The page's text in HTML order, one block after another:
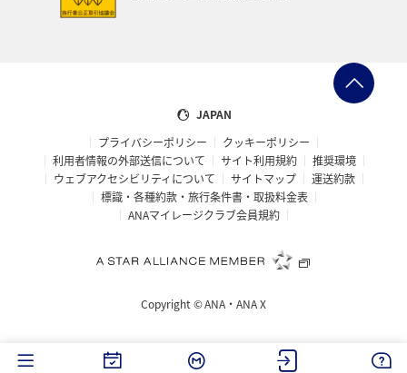
JAPAN
プライバシーポリシー
クッキーポリシー
利用者情報の外部送信について
サイト利用規約
推奨環境
ウェブアクセシビリティについて
サイトマップ
運送約款
標識・各種約款・旅行条件書・取扱料金表
ANAマイレージクラブ会員規約
Copyright ©ANA・ANA X